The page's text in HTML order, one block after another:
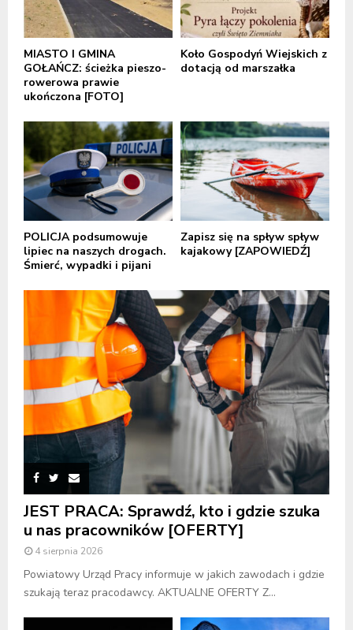
MIASTO I GMINA
GOŁAŃCZ: ścieżka pieszo-
rowerowa prawie
ukończona [FOTO]
Koło Gospodyń Wiejskich z
dotacją od marszałka
POLICJA podsumowuje
lipiec na naszych drogach.
Śmierć, wypadki i pijani
Zapisz się na spływ spływ
kajakowy [ZAPOWIEDŹ]
JEST PRACA: Sprawdź, kto i gdzie szuka
u nas pracowników [OFERTY]
4 sierpnia 2026
Powiatowy Urząd Pracy informuje w jakich zawodach i gdzie
szukają teraz pracodawcy. AKTUALNE OFERTY Z...